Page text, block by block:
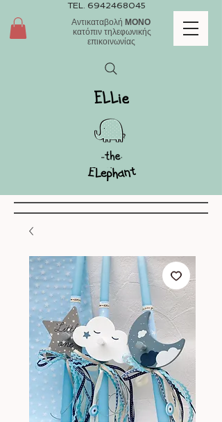
TEL. 6942468045
Αντικαταβολή ΜΟΝΟ
κατόπιν τηλεφωνικής
επικοινωνίας